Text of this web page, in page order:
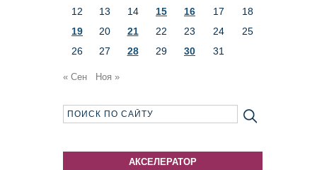
12
13 14 15 16 17
18
19
20 21 22 23 24
25
26
27 28 29 30 31
« Сен Ноя »
АКСЕЛЕРАТОР